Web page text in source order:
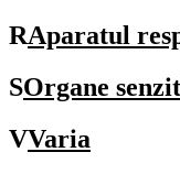
RAparatul
SOrgane
VVaria